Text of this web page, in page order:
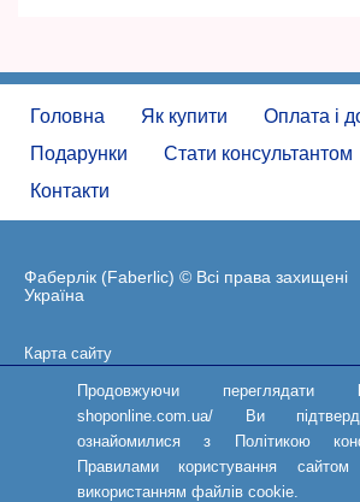
Головна Як купити
Оплата і
Подарунки
Стати консультантом
Контакти
Фаберлік (Faberlic) © Всі права захищені
Україна
Карта сайту
Продовжуючи переглядати
shoponline.com.ua/ Ви
ознайомилися з Політикою
Правилами користування
використанням файлів cookie.